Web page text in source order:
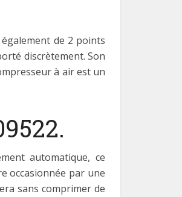
de 2 points
discrètement. Son
à air est un
automatique, ce
occasionnée par une
sans comprimer de